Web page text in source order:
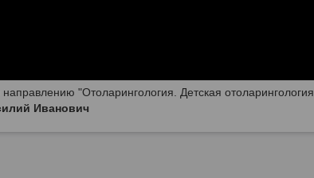
"Отоларингология. Детская отоларингология.
Иванович